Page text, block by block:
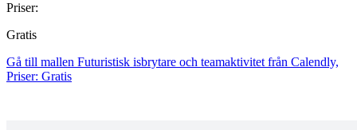
Priser:
Gratis
Gå till mallen Futuristisk isbrytare och teamaktivitet från Calendly,
Priser: Gratis